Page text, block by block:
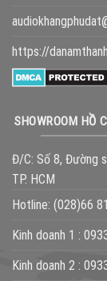
https://
SHOWROOM HỒ
Đ/C: Số 8, Đường
TP. HCM
Hotline: (028)66
Kinh doanh 1 :
Kinh doanh 2 :